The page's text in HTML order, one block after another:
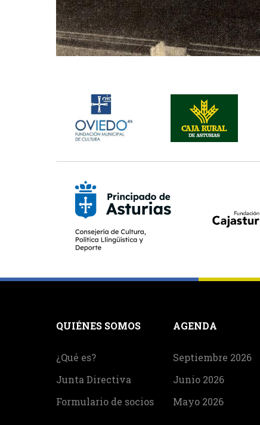
QUIÉNES SOMOS
¿Qué es?
Junta Directiva
Formulario de socios
AGENDA
Septiembre 2026
Junio 2026
Mayo 2026